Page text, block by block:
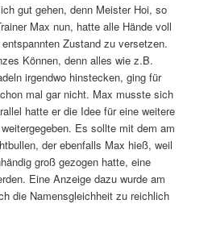
gut gehen, denn Meister Hoi, so
Max nun, hatte alle Hände voll
Zustand zu versetzen.
Können, denn alles wie z.B.
irgendwo hinstecken, ging für
mal gar nicht. Max musste sich
hatte er die Idee für eine weitere
Es sollte mit dem am
der ebenfalls Max hieß, weil
groß gezogen hatte, eine
Eine Anzeige dazu wurde am
die Namensgleichheit zu reichlich